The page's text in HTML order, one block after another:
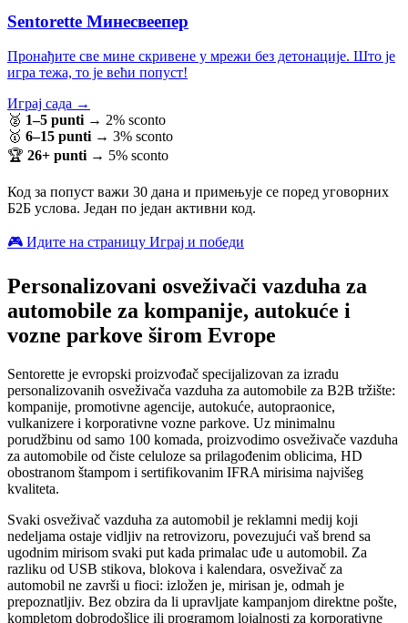
Sentorette Минесвеепер
Пронађите све мине скривене у мрежи без детонације. Што је
игра тежа, то је већи попуст!
Играј сада →
🥈 1–5 punti → 2% sconto
🥇 6–15 punti → 3% sconto
🏆 26+ punti → 5% sconto
Код за попуст важи 30 дана и примењује се поред уговорних
Б2Б услова. Један по један активни код.
🎮 Идите на страницу Играј и победи
Personalizovani osveživači vazduha za
automobile za kompanije, autokuće i
vozne parkove širom Evrope
Sentorette je evropski proizvođač specijalizovan za izradu
personalizovanih osveživača vazduha za automobile za B2B tržište:
kompanije, promotivne agencije, autokuće, autopraonice,
vulkanizere i korporativne vozne parkove. Uz minimalnu
porudžbinu od samo 100 komada, proizvodimo osveživače vazduha
za automobile od čiste celuloze sa prilagođenim oblicima, HD
obostranom štampom i sertifikovanim IFRA mirisima najvišeg
kvaliteta.
Svaki osveživač vazduha za automobil je reklamni medij koji
nedeljama ostaje vidljiv na retrovizoru, povezujući vaš brend sa
ugodnim mirisom svaki put kada primalac uđe u automobil. Za
razliku od USB stikova, blokova i kalendara, osveživač za
automobil ne završi u fioci: izložen je, mirisan je, odmah je
prepoznatljiv. Bez obzira da li upravljate kampanjom direktne pošte,
kompletom dobrodošlice ili programom lojalnosti za korporativne